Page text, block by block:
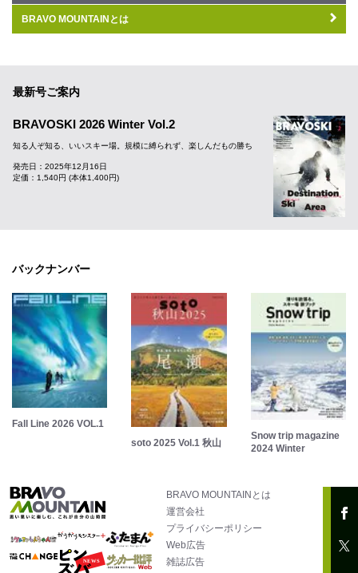
BRAVO MOUNTAINとは
最新号ご案内
BRAVOSKI 2026 Winter Vol.2
知る人ぞ知る、いいスキー場。規模に縛られず、楽しんだもの勝ち
発売日：2025年12月16日
定価：1,540円 (本体1,400円)
バックナンバー
Fall Line 2026 VOL.1
soto 2025 Vol.1 秋山
Snow trip magazine
2024 Winter
BRAVO MOUNTAINとは
運営会社
プライバシーポリシー
Web広告
雑誌広告